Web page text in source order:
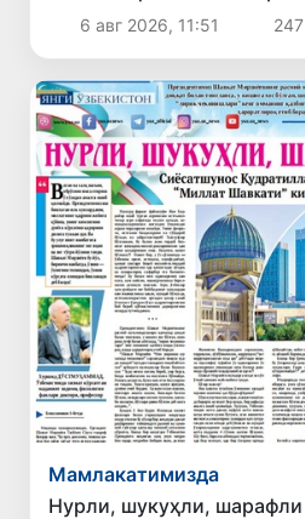
6 авг 2026, 11:51 247
Мамлакатимизда
Нурли, шукуҳли, шарафли